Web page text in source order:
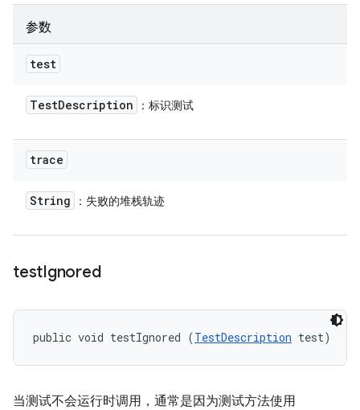
参数
test
TestDescription ：标识测试
trace
String ：失败的堆栈轨迹
testIgnored
public void testIgnored (TestDescription test)
当测试不会运行时调用，通常是因为测试方法使用